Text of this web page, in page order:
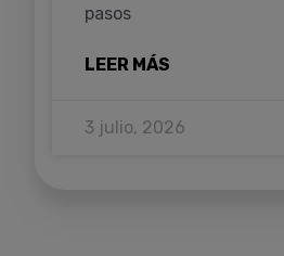
pasos
LEER MÁS
3 julio, 2026